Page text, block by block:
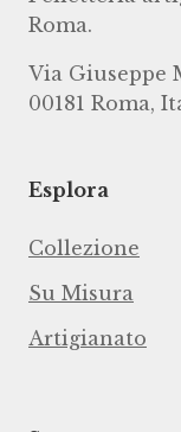
Roma.
Via Giuseppe
00181 Roma,
Esplora
Collezione
Su Misura
Artigianato